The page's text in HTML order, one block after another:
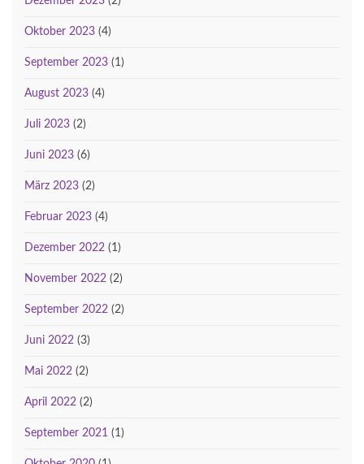
Oktober 2023 (4)
September 2023 (1)
August 2023 (4)
Juli 2023 (2)
Juni 2023 (6)
März 2023 (2)
Februar 2023 (4)
Dezember 2022 (1)
November 2022 (2)
September 2022 (2)
Juni 2022 (3)
Mai 2022 (2)
April 2022 (2)
September 2021 (1)